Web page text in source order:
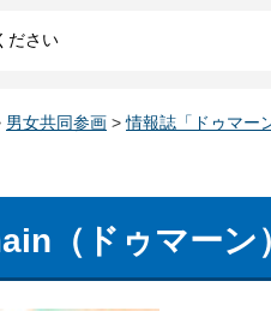
男女共同参画 >情報誌「ドゥマー
（ドゥマーン